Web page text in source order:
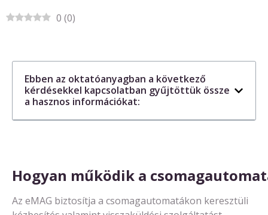
0 (0)
Ebben az oktatóanyagban a következő
kérdésekkel kapcsolatban gyűjtöttük össze
a hasznos információkat:
Hogyan működik a csomagautomat
Az eMAG biztosítja a csomagautomatákon keresztüli